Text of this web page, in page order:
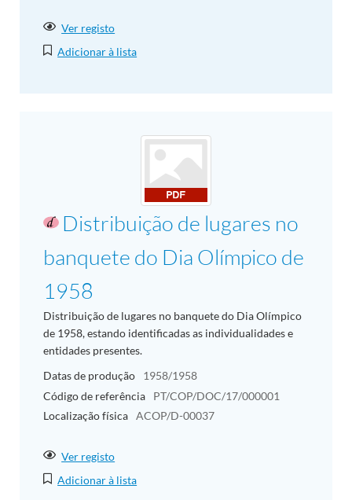
Ver registo
Adicionar à lista
Distribuição de lugares no
banquete do Dia Olímpico de
1958
Distribuição de lugares no banquete do Dia Olímpico
de 1958, estando identificadas as individualidades e
entidades presentes.
Datas de produção
1958/1958
Código de referência
PT/COP/DOC/17/000001
Localização física ACOP/D-00037
Ver registo
Adicionar à lista